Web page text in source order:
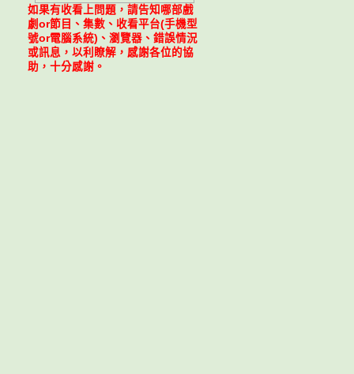
如果有收看上問題，請告知哪部戲
劇or節目、集數、收看平台(手機型
號or電腦系統)、瀏覽器、錯誤情況
或訊息，以利瞭解，感謝各位的協
助，十分感謝。